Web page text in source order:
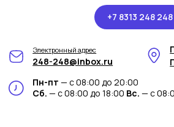
+7 8313 248 248
Пн-пт — с 08:00 до 20:00
Сб.— с 08:00 до 18:00Вс.— с 08:00 до 15:00